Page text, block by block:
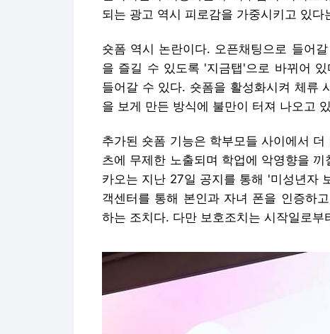
되는 광고 역시 피로감을 가중시키고 있다
숏폼 역시 논란이다. 오픈채팅으로 들어
을 즐길 수 있도록 '지금탭'으로 바뀌어
들어갈 수 있다. 숏폼을 활성화시켜 체류
을 보게 만든 방식에 불만이 터져 나오고
추가된 숏폼 기능은 학부모들 사이에서
츠에 무제한 노출되며 학업에 악영향을
카오는 지난 27일 공지를 통해 '미성년자
객센터를 통해 본인과 자녀 폰을 인증하
하는 조치다. 다만 보호조치는 시작일로